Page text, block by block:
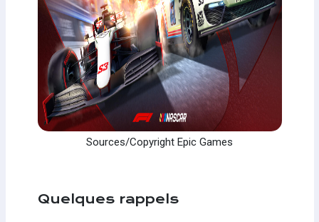
Sources/Copyright Epic Games
Quelques rappels